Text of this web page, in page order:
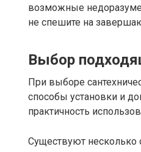
возможные
не спешите на
Выбор
При выборе
способы установки и
практичность
Существуют